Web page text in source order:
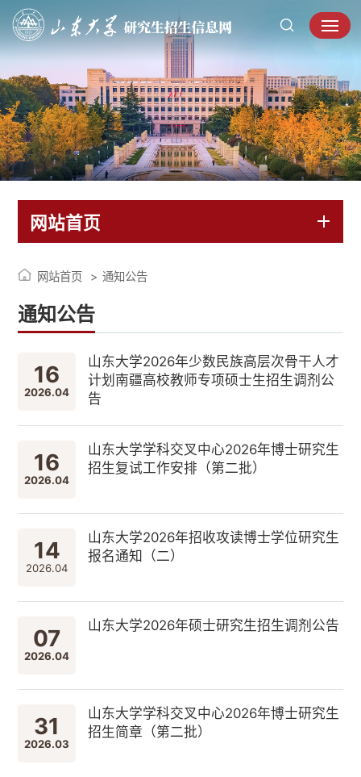
网站首页
通知公告
网站首页 通知公告
16
2026.04
山东大学2026年少数民族高层次骨干人才
计划南疆高校教师专项硕士生招生调剂公
告
16
2026.04
山东大学学科交叉中心2026年博士研究生
招生复试工作安排（第二批）
14
2026.04
山东大学2026年招收攻读博士学位研究生
报名通知（二）
07
2026.04
山东大学2026年硕士研究生招生调剂公告
31
2026.03
山东大学学科交叉中心2026年博士研究生
招生简章（第二批）